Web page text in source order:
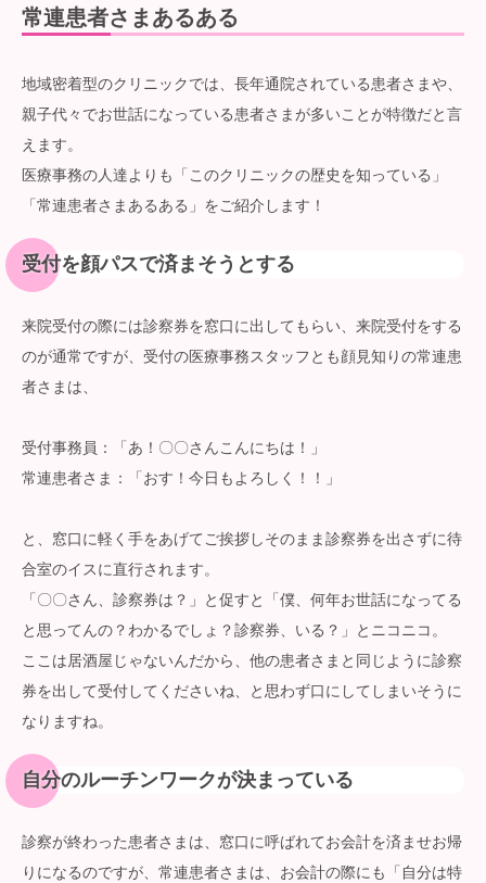
常連患者さまあるある
地域密着型のクリニックでは、長年通院されている患者さまや、
親子代々でお世話になっている患者さまが多いことが特徴だと言
えます。
医療事務の人達よりも「このクリニックの歴史を知っている」
「常連患者さまあるある」をご紹介します！
受付を顔パスで済まそうとする
来院受付の際には診察券を窓口に出してもらい、来院受付をする
のが通常ですが、受付の医療事務スタッフとも顔見知りの常連患
者さまは、
受付事務員：「あ！〇〇さんこんにちは！」
常連患者さま：「おす！今日もよろしく！！」
と、窓口に軽く手をあげてご挨拶しそのまま診察券を出さずに待
合室のイスに直行されます。
「〇〇さん、診察券は？」と促すと「僕、何年お世話になってる
と思ってんの？わかるでしょ？診察券、いる？」とニコニコ。
ここは居酒屋じゃないんだから、他の患者さまと同じように診察
券を出して受付してくださいね、と思わず口にしてしまいそうに
なりますね。
自分のルーチンワークが決まっている
診察が終わった患者さまは、窓口に呼ばれてお会計を済ませお帰
りになるのですが、常連患者さまは、お会計の際にも「自分は特